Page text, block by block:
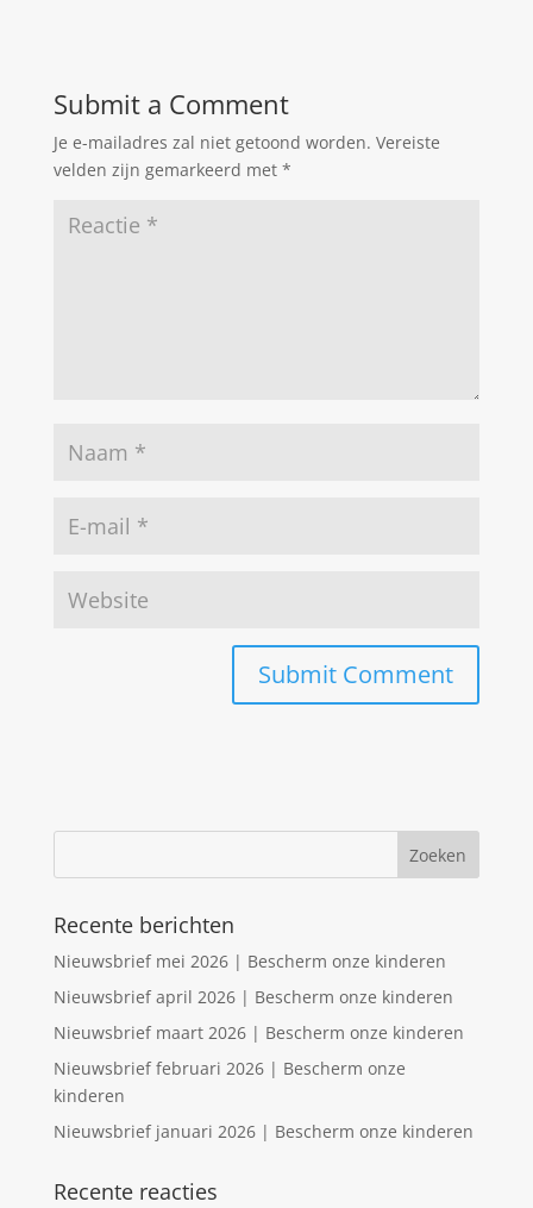
Submit a Comment
Je e-mailadres zal niet getoond worden. Vereiste
velden zijn gemarkeerd met *
Recente berichten
Nieuwsbrief mei 2026 | Bescherm onze kinderen
Nieuwsbrief april 2026 | Bescherm onze kinderen
Nieuwsbrief maart 2026 | Bescherm onze kinderen
Nieuwsbrief februari 2026 | Bescherm onze
kinderen
Nieuwsbrief januari 2026 | Bescherm onze kinderen
Recente reacties